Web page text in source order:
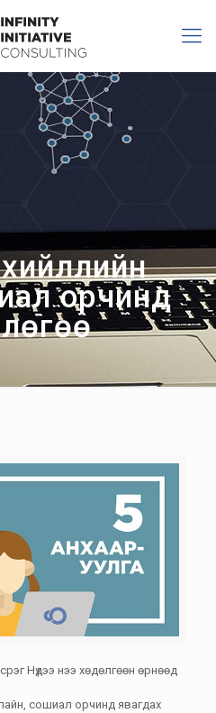
орчинд
Нүдээ нээ хөдөлгөөн өрнөөд
сошиал орчинд явагдах